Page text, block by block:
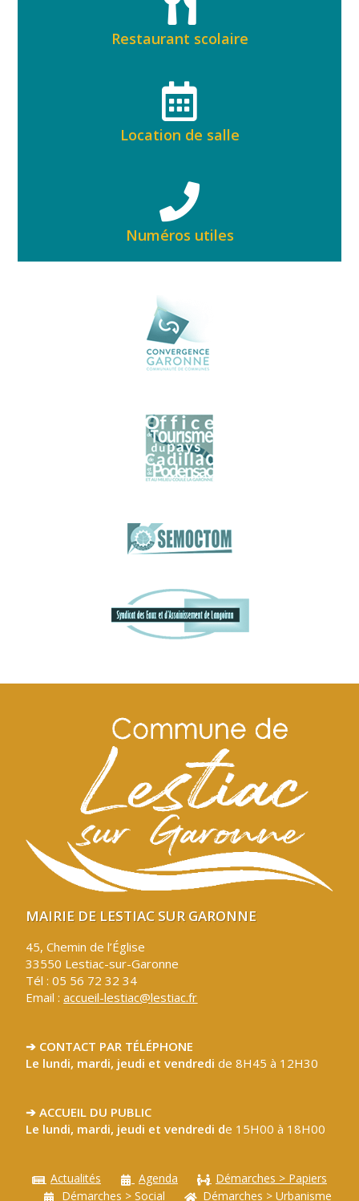
Restaurant scolaire
Location de salle
Numéros utiles
MAIRIE DE LESTIAC SUR GARONNE
45, Chemin de l’Église
33550 Lestiac-sur-Garonne
Tél : 05 56 72 32 34
Email :accueil-lestiac@lestiac.fr
➔ CONTACT PAR TÉLÉPHONE
Le lundi, mardi, jeudi et vendredide 8H45 à 12H30
➔ ACCUEIL DU PUBLIC
Le lundi, mardi, jeudi et vendredi de 15H00 à 18H00
Actualités Agenda
Démarches > Papiers
Démarches > Social
Démarches > Urbanisme